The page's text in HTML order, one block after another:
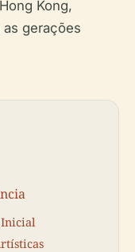
Kong,
as gerações
Inicial